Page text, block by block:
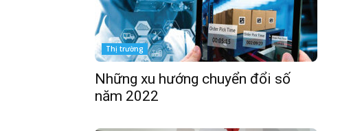
Thị trường
Những xu hướng chuyển đổi số
năm 2022